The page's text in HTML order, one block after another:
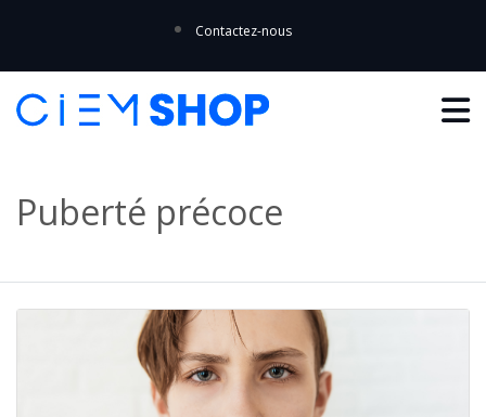
Contactez-nous
Puberté précoce